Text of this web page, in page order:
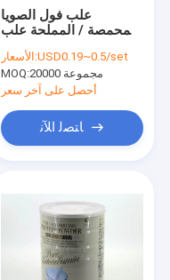
علب فول الصويا
المحمصة / المملحة علب
القصدير / علبة معدنية
بحجم صغير
الأسعار:USD0.19~0.5/set
MOQ:
20000 مجموعة
أحصل على آخر سعر
ﺎﺘﺼﻟ ﺍﻶﻧ